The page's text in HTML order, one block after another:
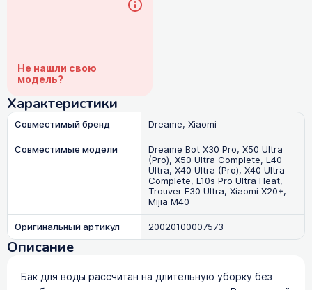
Не нашли свою
модель?
Характеристики
Совместимый бренд
Dreame, Xiaomi
Совместимые модели
Dreame Bot X30 Pro, X50 Ultra
(Pro), X50 Ultra Complete, L40
Ultra, X40 Ultra (Pro), X40 Ultra
Complete, L10s Pro Ultra Heat,
Trouver E30 Ultra, Xiaomi X20+,
Mijia M40
Оригинальный артикул
20020100007573
Описание
Бак для воды рассчитан на длительную уборку без